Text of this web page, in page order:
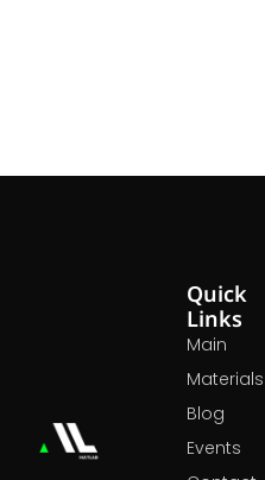
Quick
Links
Main
Materials
Blog
Events